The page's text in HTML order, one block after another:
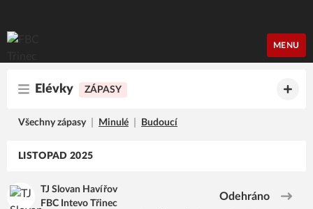
FBC Třinec
MENU
Elévky ZÁPASY
Všechny zápasy Minulé Budoucí
LISTOPAD 2025
TJ Slovan Havířov
FBC Intevo Třinec
Odehráno